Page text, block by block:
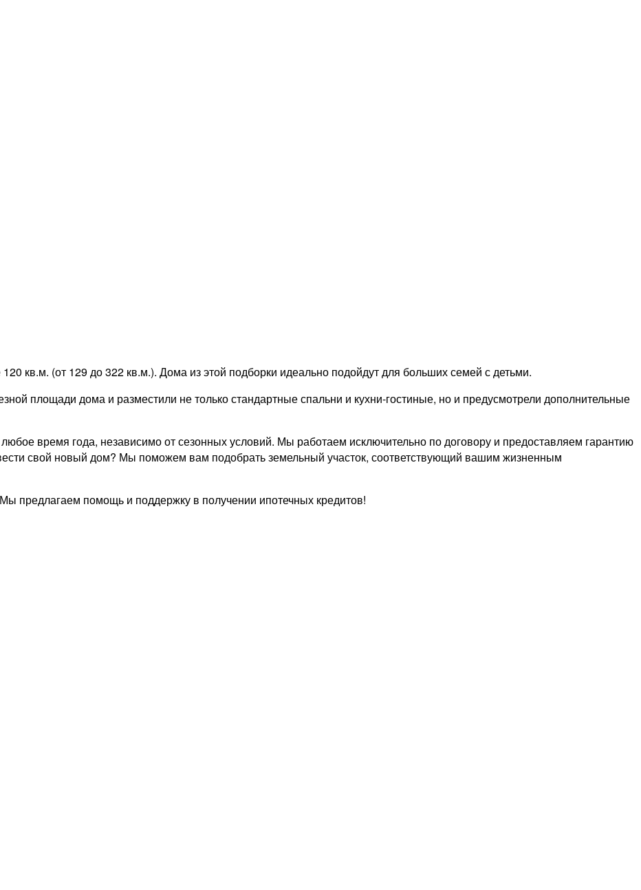
кв.м. (от 129 до 322 кв.м.). Дома из этой подборки идеально подойдут для больших семей с детьми.
площади дома и разместили не только стандартные спальни и кухни-гостиные, но и предусмотрели дополнительные
время года, независимо от сезонных условий. Мы работаем исключительно по договору и предоставляем гарантию
свой новый дом? Мы поможем вам подобрать земельный участок, соответствующий вашим жизненным
предлагаем помощь и поддержку в получении ипотечных кредитов!